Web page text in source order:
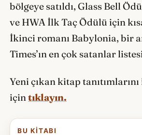
bölgeye satıldı, Glass Bell
ve HWA İlk Taç Ödülü için
İkinci romanı Babylonia, bir
Times’ın en çok satanlar
Yeni çıkan kitap
için tıklayın.
BU KITABI